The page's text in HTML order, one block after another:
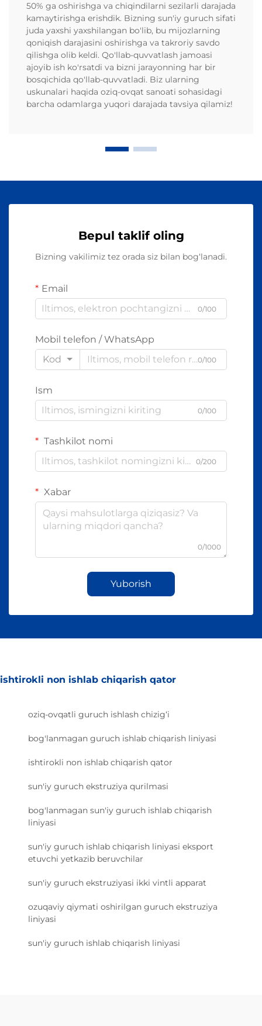
50% ga oshirishga va chiqindilarni sezilarli darajada
kamaytirishga erishdik. Bizning sun'iy guruch sifati
juda yaxshi yaxshilangan bo'lib, bu mijozlarning
qoniqish darajasini oshirishga va takroriy savdo
qilishga olib keldi. Qo'llab-quvvatlash jamoasi
ajoyib ish ko'rsatdi va bizni jarayonning har bir
bosqichida qo'llab-quvvatladi. Biz ularning
uskunalari haqida oziq-ovqat sanoati sohasidagi
barcha odamlarga yuqori darajada tavsiya qilamiz!
Bepul taklif oling
Bizning vakilimiz tez orada siz bilan bog‘lanadi.
Email
0/100
Mobil telefon / WhatsApp
Kod
0/100
Ism
0/100
Tashkilot nomi
0/200
Xabar
0/1000
Yuborish
ishtirokli non ishlab chiqarish qator
oziq-ovqatli guruch ishlash chizig‘i
bog'lanmagan guruch ishlab chiqarish liniyasi
ishtirokli non ishlab chiqarish qator
sun'iy guruch ekstruziya qurilmasi
bog'lanmagan sun'iy guruch ishlab chiqarish
liniyasi
sun'iy guruch ishlab chiqarish liniyasi eksport
etuvchi yetkazib beruvchilar
sun'iy guruch ekstruziyasi ikki vintli apparat
ozuqaviy qiymati oshirilgan guruch ekstruziya
liniyasi
sun'iy guruch ishlab chiqarish liniyasi